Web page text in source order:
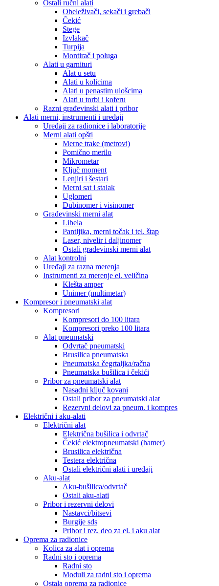
Ostali ručni alati
Obeleživači, sekači i grebači
Čekić
Stege
Izvlakač
Turpija
Montirač i poluga
Alati u garnituri
Alat u setu
Alati u kolicima
Alati u penastim ulošcima
Alati u torbi i koferu
Razni građevinski alati i pribor
Alati merni, instrumenti i uređaji
Uređaji za radionice i laboratorije
Merni alati opšti
Merne trake (metrovi)
Pomično merilo
Mikrometar
Ključ moment
Lenjiri i šestari
Merni sat i stalak
Uglomeri
Dubinomer i visinomer
Građevinski merni alat
Libela
Pantljika, merni točak i tel. štap
Laser, nivelir i daljinomer
Ostali građevinski merni alat
Alat kontrolni
Uređaji za razna merenja
Instrumenti za merenje el. veličina
Klešta amper
Unimer (multimetar)
Kompresor i pneumatski alat
Kompresori
Kompresori do 100 litara
Kompresori preko 100 litara
Alat pneumatski
Odvrtač pneumatski
Brusilica pneumatska
Pneumatska čegrtaljka/račna
Pneumatska bušilica i čekići
Pribor za pneumatski alat
Nasadni ključ kovani
Ostali pribor za pneumatski alat
Rezervni delovi za pneum. i kompres
Električni i aku-alati
Električni alat
Električna bušilica i odvrtač
Čekić elektropneumatski (hamer)
Brusilica električna
Testera električna
Ostali električni alati i uređaji
Aku-alat
Aku-bušilica/odvrtač
Ostali aku-alati
Pribor i rezervni delovi
Nastavci/bitsevi
Burgije sds
Pribor i rez. deo za el. i aku alat
Oprema za radionice
Kolica za alat i oprema
Radni sto i oprema
Radni sto
Moduli za radni sto i oprema
Ostala oprema za radionice